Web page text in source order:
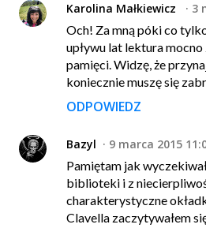
Karolina Małkiewicz
3
Och! Za mną póki co
upływu lat lektura mocno
pamięci. Widzę, że
koniecznie muszę się
ODPOWIEDZ
Bazyl
9 marca 2015
Pamiętam jak
biblioteki i z
charakterystyczne
Clavella zaczytywałem